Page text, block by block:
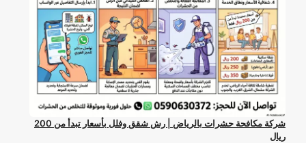
شركة مكافحة حشرات بالرياض | رش شقق وفلل بأسعار تبدأ من 200
ريال